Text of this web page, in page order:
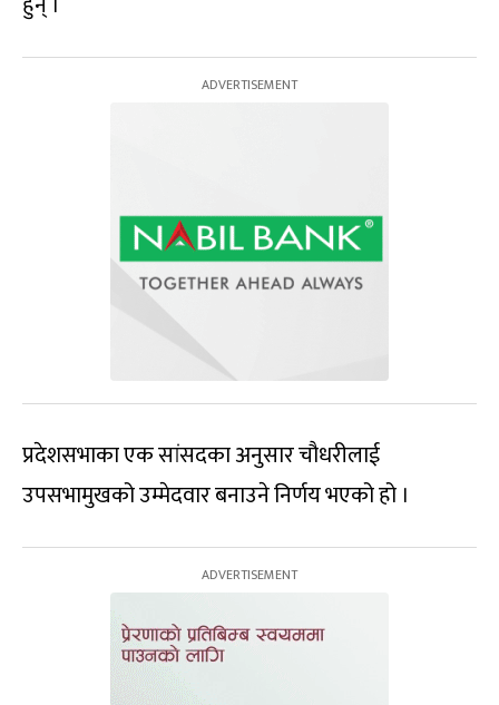
प्रदेशसभाका एक सांसदका अनुसार चौधरीलाई
उपसभामुखको उम्मेदवार बनाउने निर्णय भएको हो ।